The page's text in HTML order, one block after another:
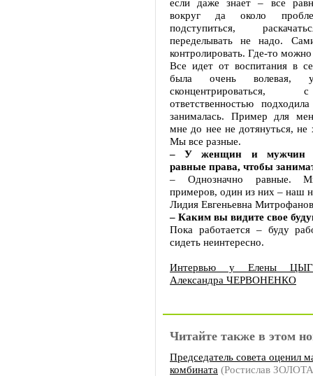
если даже знает – все
вокруг да около
подступиться,
переделывать не надо.
контролировать. Где-то
Все идет от воспитания в
была очень волевая,
ответственностью
занималась. Пример для
мне до нее не дотянуться, не
Мы все разные.
– У женщин и мужчин
равные права, чтобы
– Однозначно равные.
примеров, один из них – наш
Лидия Евгеньевна
– Каким вы видите свое
Пока работается – буду
сидеть неинтересно.
Интервью у Елены
Александра ЧЕРВОНЕНКО
Читайте также в этом
Председатель совета оценил
комбината (Ростислав